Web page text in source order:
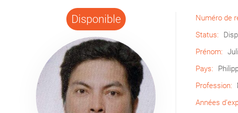
Disponible Numéro de
Status:
Prénom:
Pays:
Profession:
Années